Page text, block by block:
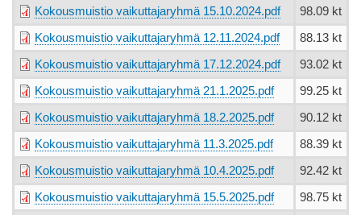
Kokousmuistio vaikuttajaryhmä 15.10.2024.pdf 98.09 kt
Kokousmuistio vaikuttajaryhmä 12.11.2024.pdf 88.13 kt
Kokousmuistio vaikuttajaryhmä 17.12.2024.pdf 93.02 kt
Kokousmuistio vaikuttajaryhmä 21.1.2025.pdf 99.25 kt
Kokousmuistio vaikuttajaryhmä 18.2.2025.pdf 90.12 kt
Kokousmuistio vaikuttajaryhmä 11.3.2025.pdf 88.39 kt
Kokousmuistio vaikuttajaryhmä 10.4.2025.pdf 92.42 kt
Kokousmuistio vaikuttajaryhmä 15.5.2025.pdf 98.75 kt